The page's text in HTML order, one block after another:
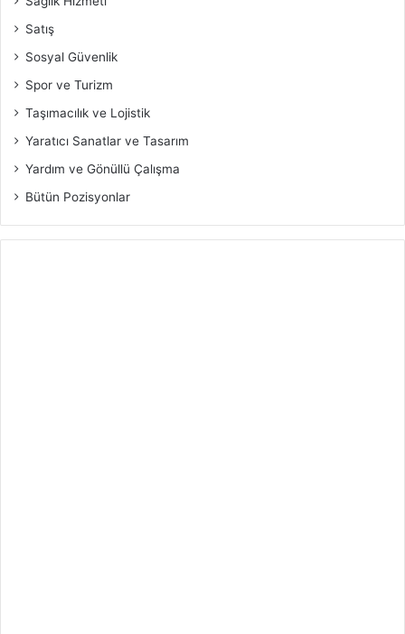
Satış
Sosyal Güvenlik
Spor ve Turizm
Taşımacılık ve Lojistik
Yaratıcı Sanatlar ve Tasarım
Yardım ve Gönüllü Çalışma
Bütün Pozisyonlar